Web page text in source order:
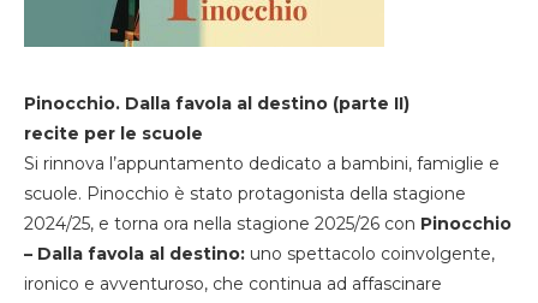
Pinocchio. Dalla favola al destino (parte II)
recite per le scuole
Si rinnova l’appuntamento dedicato a bambini, famiglie e
scuole. Pinocchio è stato protagonista della stagione
2024/25, e torna ora nella stagione 2025/26 con Pinocchio
– Dalla favola al destino: uno spettacolo coinvolgente,
ironico e avventuroso, che continua ad affascinare